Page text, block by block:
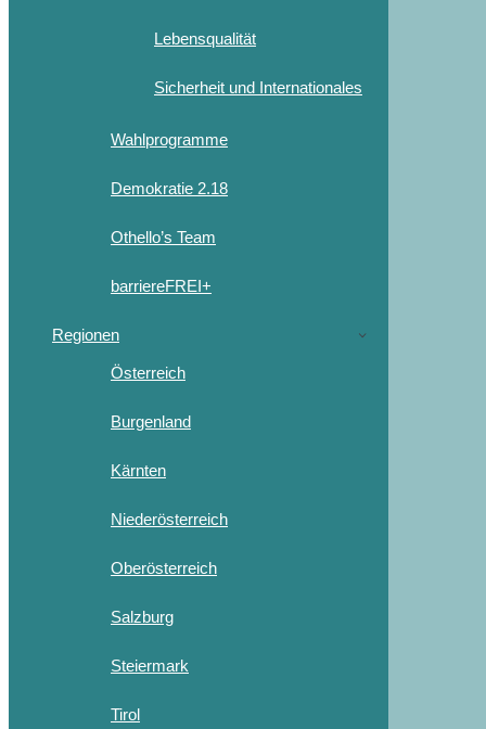
Lebensqualität
Sicherheit und Internationales
Wahlprogramme
Demokratie 2.18
Othello’s Team
barriereFREI+
Regionen
Österreich
Burgenland
Kärnten
Niederösterreich
Oberösterreich
Salzburg
Steiermark
Tirol